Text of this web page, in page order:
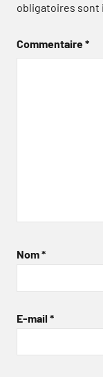
obligatoires sont
Commentaire*
Nom*
E-mail *